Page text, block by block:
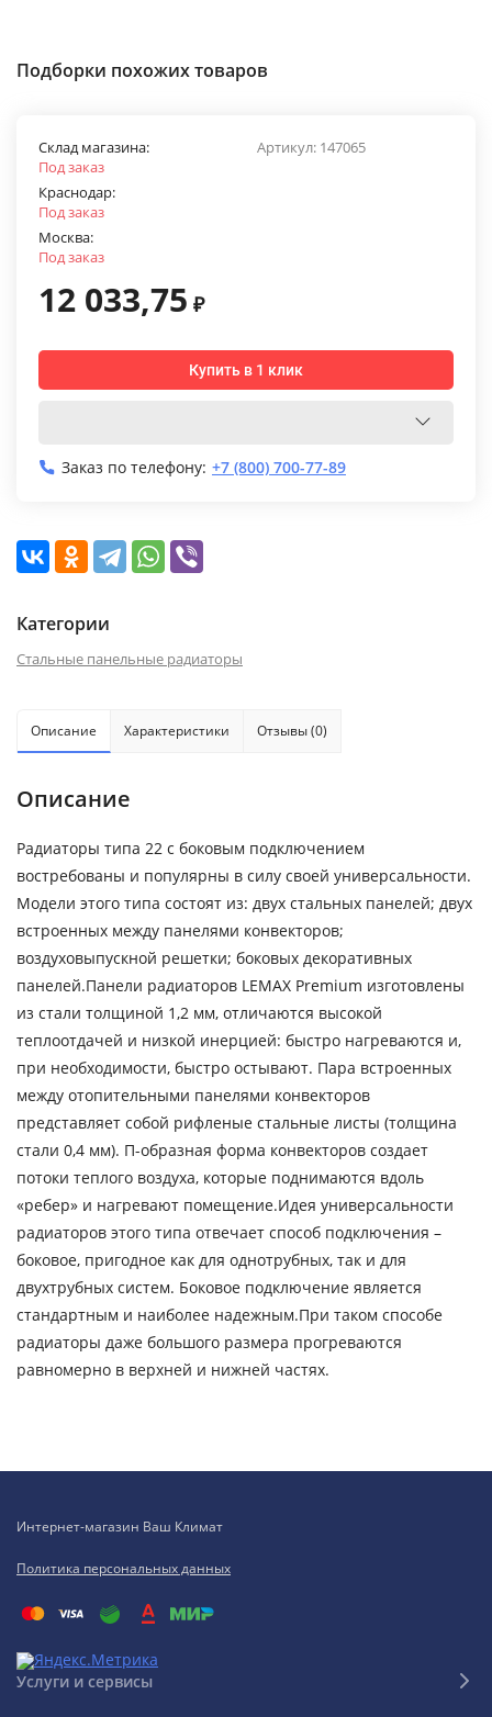
Подборки похожих товаров
Артикул: 147065
Склад магазина:
Под заказ
Краснодар:
Под заказ
Москва:
Под заказ
12 033,75 ₽
Купить в 1 клик
Заказ по телефону: +7 (800) 700-77-89
Категории
Стальные панельные радиаторы
Описание Характеристики Отзывы (0)
Описание
Радиаторы типа 22 с боковым подключением
востребованы и популярны в силу своей универсальности.
Модели этого типа состоят из: двух стальных панелей; двух
встроенных между панелями конвекторов;
воздуховыпускной решетки; боковых декоративных
панелей.Панели радиаторов LEMAX Premium изготовлены
из стали толщиной 1,2 мм, отличаются высокой
теплоотдачей и низкой инерцией: быстро нагреваются и,
при необходимости, быстро остывают. Пара встроенных
между отопительными панелями конвекторов
представляет собой рифленые стальные листы (толщина
стали 0,4 мм). П-образная форма конвекторов создает
потоки теплого воздуха, которые поднимаются вдоль
«ребер» и нагревают помещение.Идея универсальности
радиаторов этого типа отвечает способ подключения –
боковое, пригодное как для однотрубных, так и для
двухтрубных систем. Боковое подключение является
стандартным и наиболее надежным.При таком способе
радиаторы даже большого размера прогреваются
равномерно в верхней и нижней частях.
Интернет-магазин Ваш Климат
Политика персональных данных
Услуги и сервисы